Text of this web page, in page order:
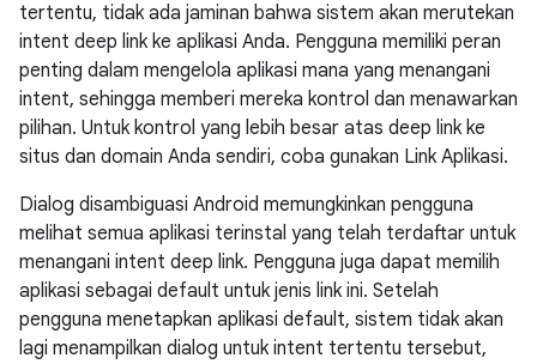
tertentu, tidak ada jaminan bahwa sistem akan merutekan
intent deep link ke aplikasi Anda. Pengguna memiliki peran
penting dalam mengelola aplikasi mana yang menangani
intent, sehingga memberi mereka kontrol dan menawarkan
pilihan. Untuk kontrol yang lebih besar atas deep link ke
situs dan domain Anda sendiri, coba gunakan Link Aplikasi.
Dialog disambiguasi Android memungkinkan pengguna
melihat semua aplikasi terinstal yang telah terdaftar untuk
menangani intent deep link. Pengguna juga dapat memilih
aplikasi sebagai default untuk jenis link ini. Setelah
pengguna menetapkan aplikasi default, sistem tidak akan
lagi menampilkan dialog untuk intent tertentu tersebut,